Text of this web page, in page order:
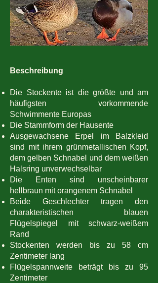
Beschreibung
Die Stockente ist die größte und am
häufigsten vorkommende
Schwimmente Europas
Die Stammform der Hausente
Ausgewachsene Erpel im Balzkleid
sind mit ihrem grünmetallischen Kopf,
dem gelben Schnabel und dem weißen
Halsring unverwechselbar
Die Enten sind unscheinbarer
hellbraun mit orangenem Schnabel
Beide Geschlechter tragen den
charakteristischen blauen
Flügelspiegel mit schwarz-weißem
Rand
Stockenten werden bis zu 58 cm
Zentimeter lang
Flügelspannweite beträgt bis zu 95
Zentimeter